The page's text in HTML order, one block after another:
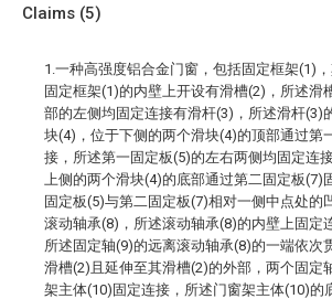
Claims (5)
1.一种高强度铝合金门窗，包括固定框架(1)
固定框架(1)的内壁上开设有滑槽(2)，所述滑
部的左侧均固定连接有滑杆(3)，所述滑杆(3)
块(4)，位于下侧的两个滑块(4)的顶部通过第
接，所述第一固定板(5)的左右两侧均固定连
上侧的两个滑块(4)的底部通过第二固定板(7)
固定板(5)与第二固定板(7)相对一侧中点处的
滚动轴承(8)，所述滚动轴承(8)的内壁上固定
所述固定轴(9)的远离滚动轴承(8)的一端依次
滑槽(2)且延伸至其滑槽(2)的外部，两个固定
架主体(10)固定连接，所述门窗架主体(10)的